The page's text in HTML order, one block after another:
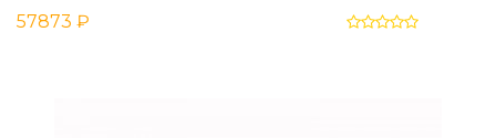
57873 ₽